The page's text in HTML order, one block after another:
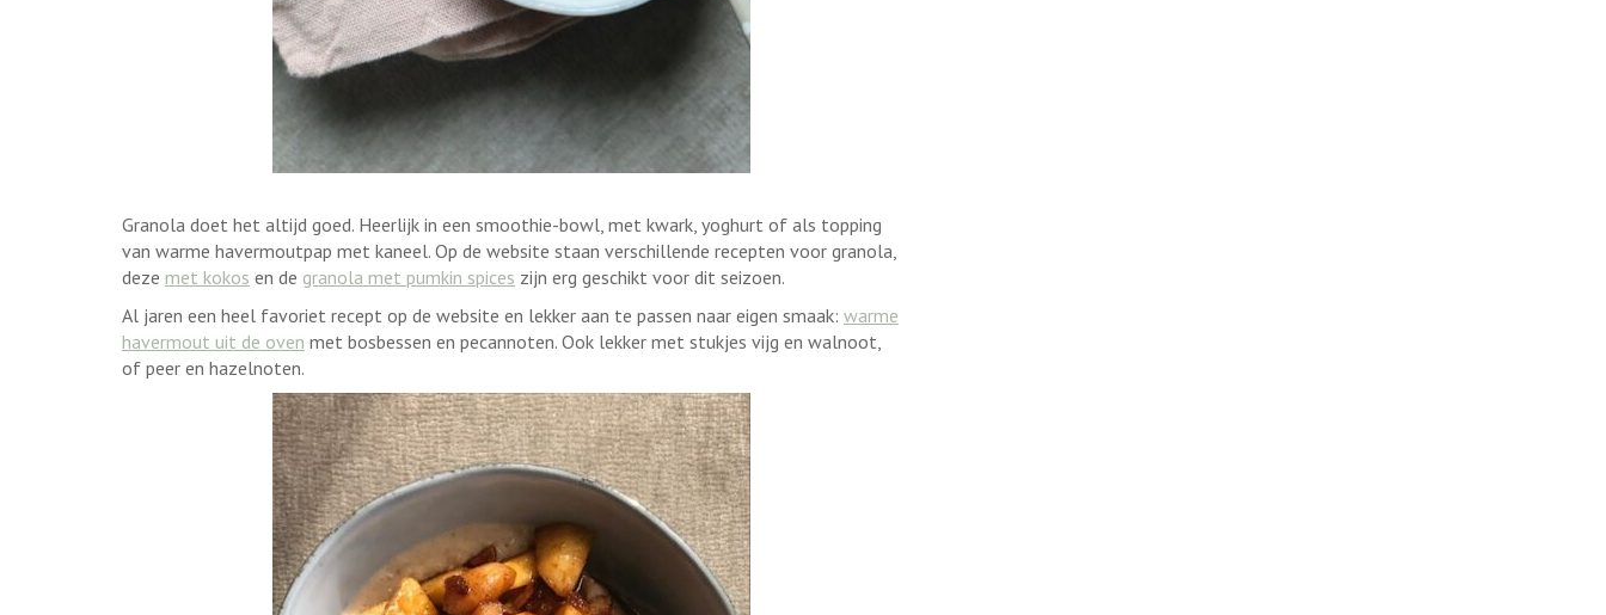
Granola doet het altijd goed. Heerlijk in een smoothie-bowl, met kwark, yoghurt of als topping
van warme havermoutpap met kaneel. Op de website staan verschillende recepten voor granola,
deze met kokos en de granola met pumkin spices zijn erg geschikt voor dit seizoen.
Al jaren een heel favoriet recept op de website en lekker aan te passen naar eigen smaak: warme
havermout uit de oven met bosbessen en pecannoten. Ook lekker met stukjes vijg en walnoot,
of peer en hazelnoten.